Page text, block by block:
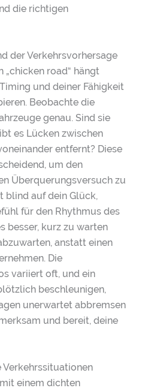
die richtigen
der Verkehrsvorhersage
„chicken road“ hängt
und deiner Fähigkeit
Beobachte die
genau. Sind sie
es Lücken zwischen
entfernt? Diese
um den
Überquerungsversuch zu
blind auf dein Glück,
für den Rhythmus des
besser, kurz zu warten
anstatt einen
Die
variiert oft, und ein
beschleunigen,
unerwartet abbremsen
und bereit, deine
einem dichten